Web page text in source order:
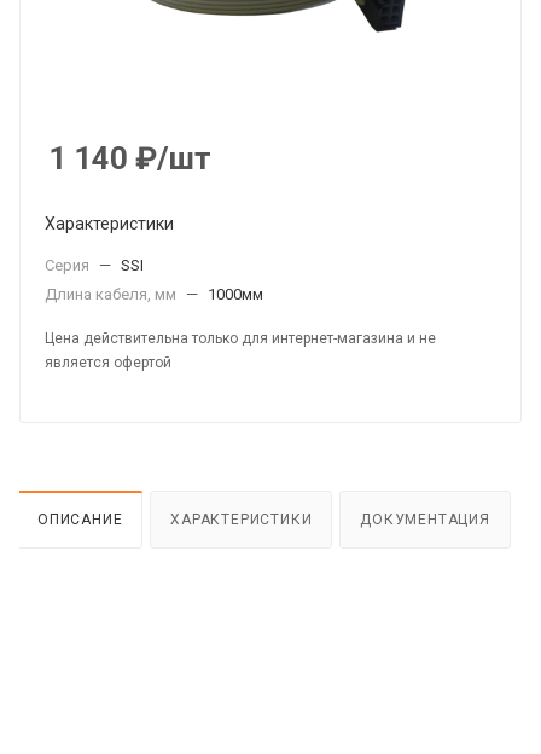
1 140 ₽/шт
Характеристики
Серия — SSI
Длина кабеля, мм
— 1000мм
Цена действительна только для интернет-магазина и не
является офертой
ОПИСАНИЕ ХАРАКТЕРИСТИКИ ДОКУМЕНТАЦИЯ